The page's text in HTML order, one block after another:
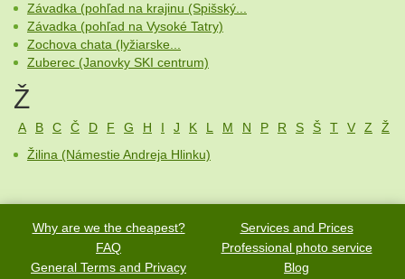
Závadka (pohľad na krajinu (Spišský...
Závadka (pohľad na Vysoké Tatry)
Zochova chata (lyžiarske...
Zuberec (Janovky SKI centrum)
Ž
A B C Č D F G H I J K L M N P R S Š T V Z
Ž
Žilina (Námestie Andreja Hlinku)
Why are we the cheapest?
Services and Prices
FAQ
Professional photo service
General Terms and Privacy
Blog